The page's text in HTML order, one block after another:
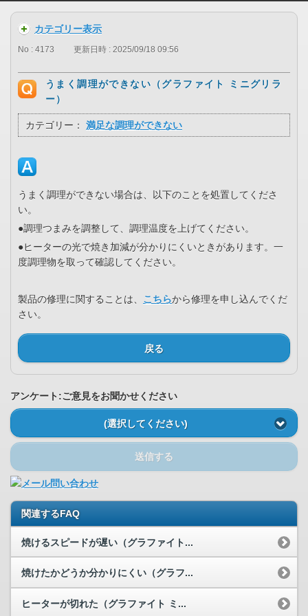
カテゴリー表示
No : 4173 更新日時 : 2025/09/18 09:56
うまく調理ができない（グラファイト ミニグリラ
ー）
カテゴリー： 満足な調理ができない
うまく調理ができない場合は、以下のことを処置してくださ
い。
●調理つまみを調整して、調理温度を上げてください。
●ヒーターの光で焼き加減が分かりにくいときがあります。一
度調理物を取って確認してください。
製品の修理に関することは、 こちらから修理を申し込んでくだ
さい。
戻る
アンケート:ご意見をお聞かせください
(選択してください)
送信する
関連するFAQ
焼けるスピードが遅い（グラファイト...
焼けたかどうか分かりにくい（グラフ...
ヒーターが切れた（グラファイト ミ...